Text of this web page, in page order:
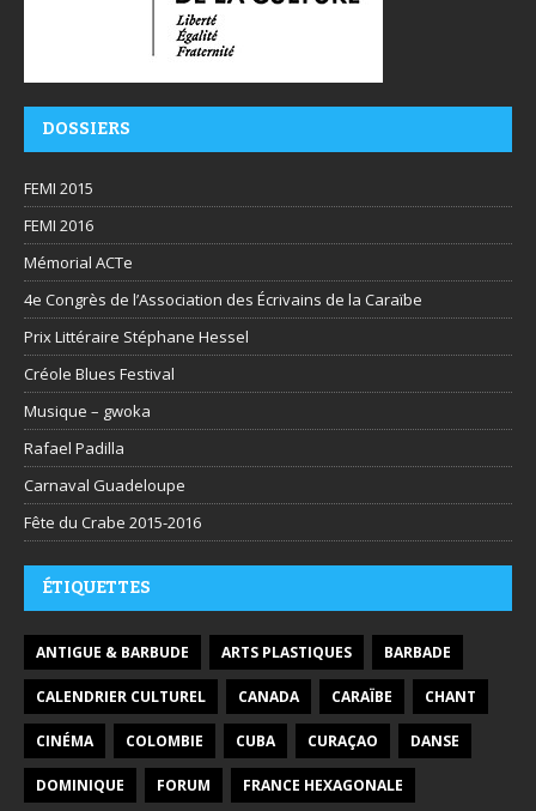
DOSSIERS
FEMI 2015
FEMI 2016
Mémorial ACTe
4e Congrès de l’Association des Écrivains de la Caraïbe
Prix Littéraire Stéphane Hessel
Créole Blues Festival
Musique – gwoka
Rafael Padilla
Carnaval Guadeloupe
Fête du Crabe 2015-2016
ÉTIQUETTES
ANTIGUE & BARBUDE ARTS PLASTIQUES BARBADE
CALENDRIER CULTUREL CANADA CARAÏBE CHANT
CINÉMA COLOMBIE CUBA CURAÇAO DANSE
DOMINIQUE FORUM FRANCE HEXAGONALE